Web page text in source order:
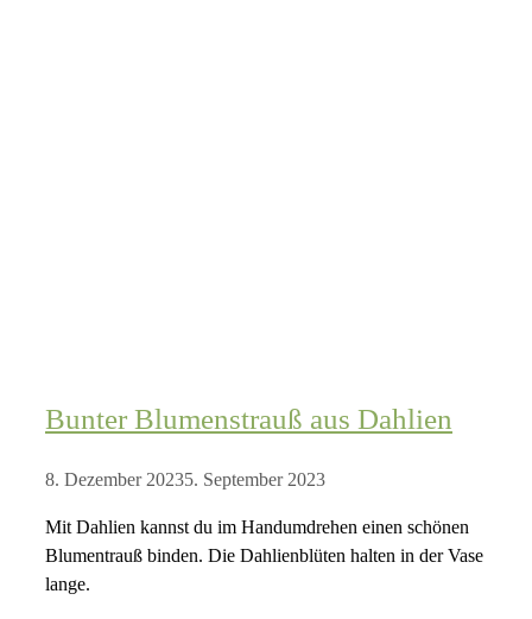
Bunter Blumenstrauß aus Dahlien
8. Dezember 20235. September 2023
Mit Dahlien kannst du im Handumdrehen einen schönen
Blumentrauß binden. Die Dahlienblüten halten in der Vase
lange.